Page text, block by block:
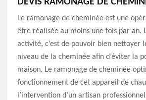
DEVIS RAMONAGE DE
Le ramonage de cheminée est une
être réalisée au moins une fois par an.
activité, c’est de pouvoir bien nettoyer
niveau de la cheminée afin d’éviter la
maison. Le ramonage de cheminée
fonctionnement de cet appareil de
l’intervention d’un artisan